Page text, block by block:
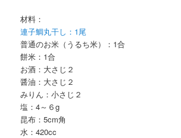
材料：
連子鯛丸干し：1尾
普通のお米（うるち米）：1合
餅米：1合
お酒：大さじ２
醤油：大さじ２
みりん：小さじ２
塩：4～６g
昆布：5cm角
水：420cc